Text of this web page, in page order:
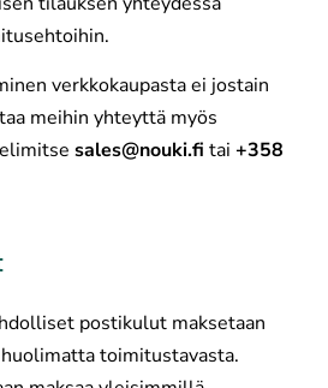
verkkokaupasta ei jostain
meihin yhteyttä myös
sales@nouki.fi tai +358
postikulut maksetaan
toimitustavasta.